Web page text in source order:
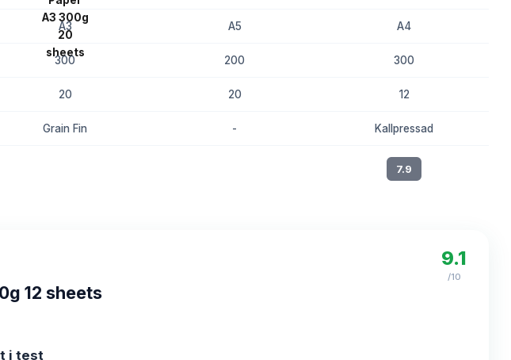
A3 A5 A4
300 200 300
20 20 12
Grain Fin - Kallpressad
7.9
12 sheets
9.1
/10
i test